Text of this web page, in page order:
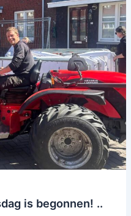
is begonnen! ..